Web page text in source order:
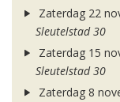
Zaterdag 22
Sleutelstad 30
Zaterdag 15
Sleutelstad 30
Zaterdag 8